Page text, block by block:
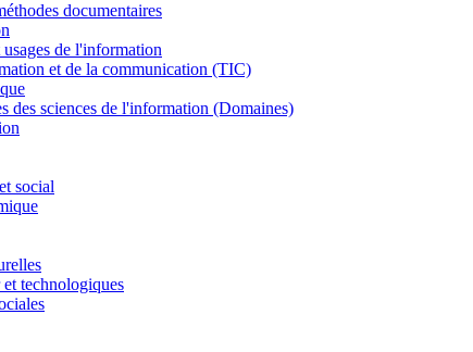
documentaires
de l'information
et de la communication (TIC)
des sciences de l'information (Domaines)
social
et technologiques